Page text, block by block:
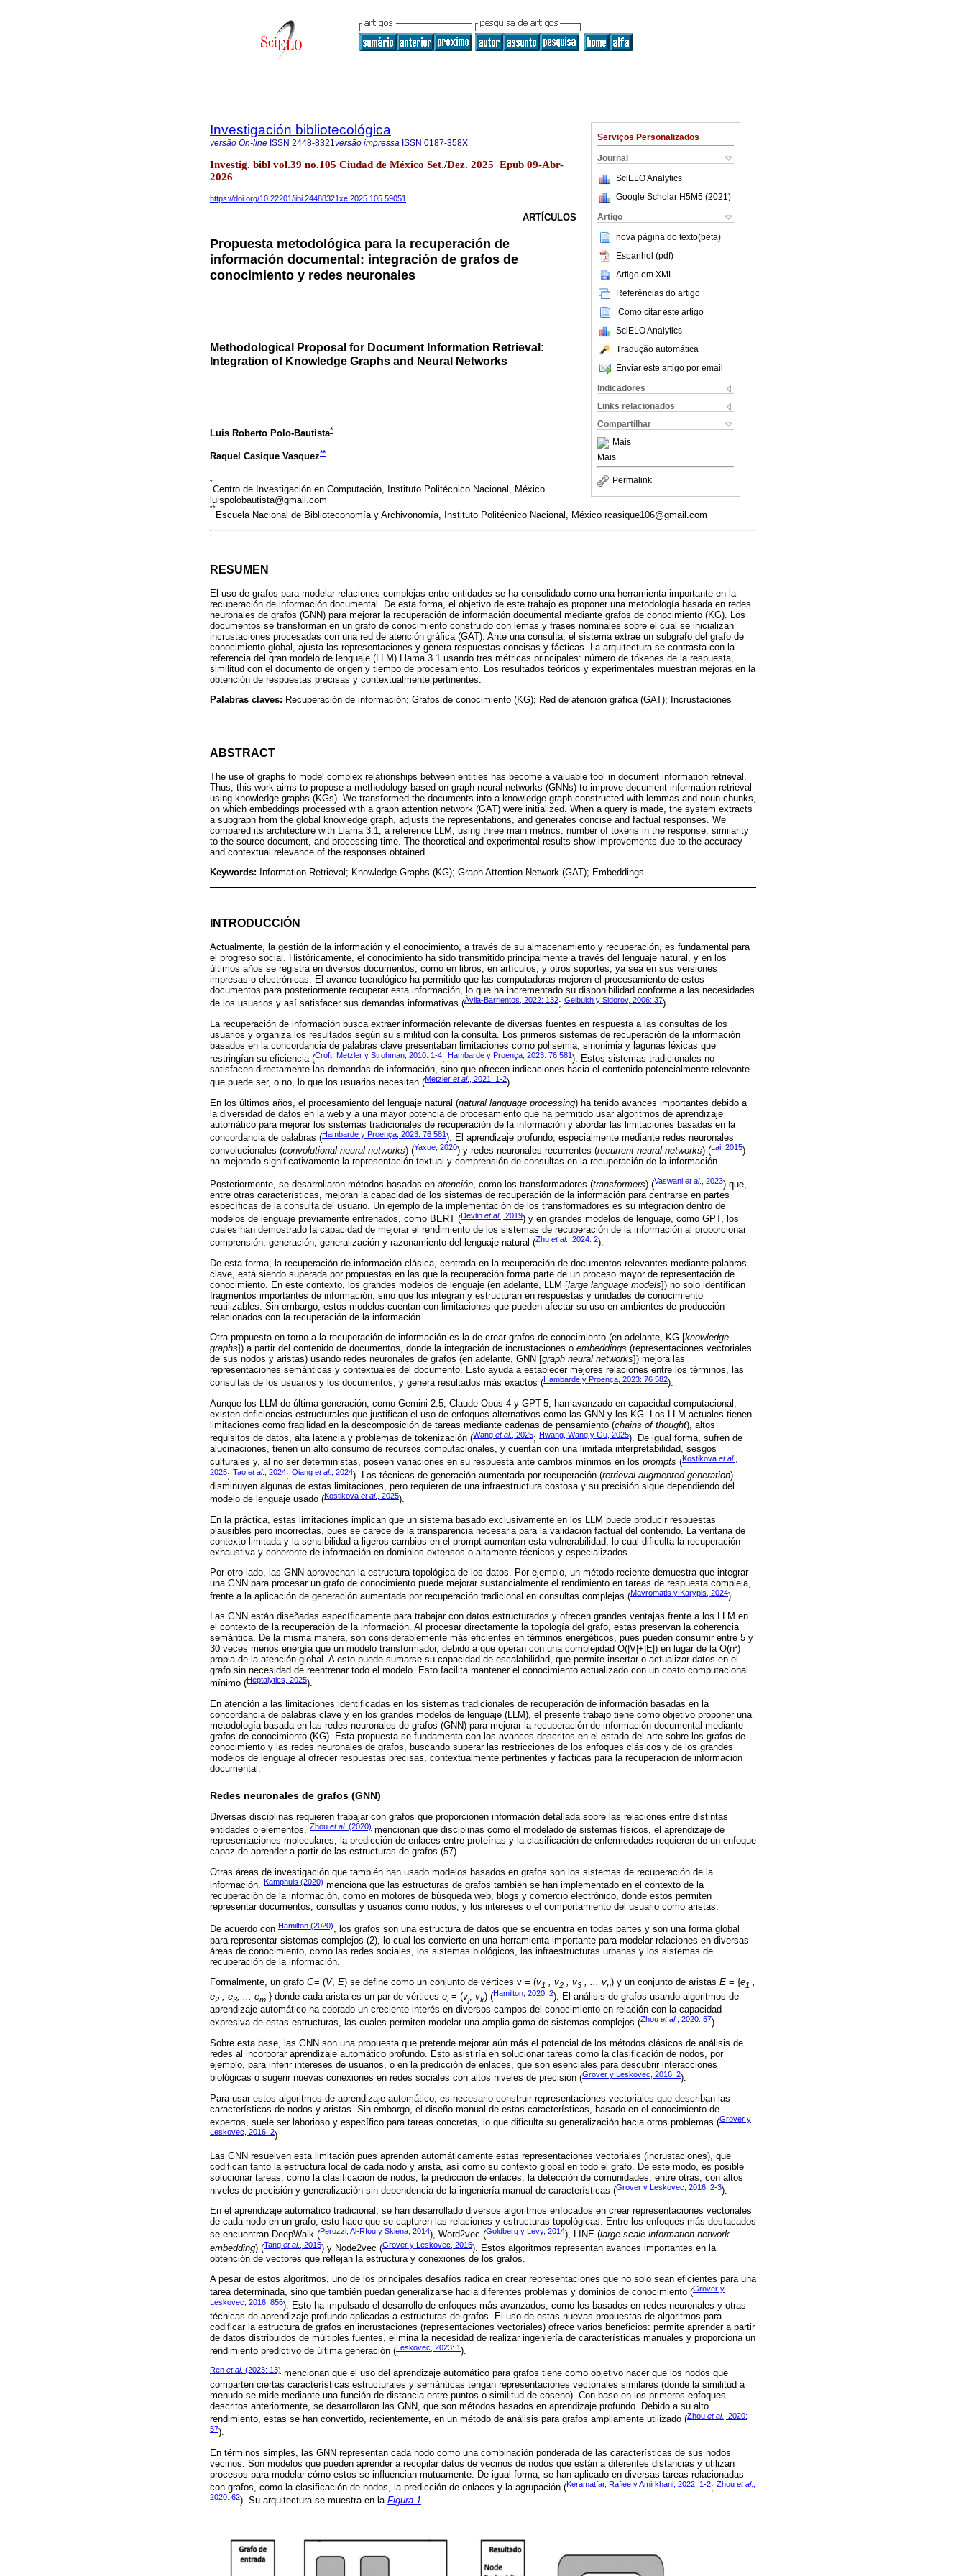
Serviços Personalizados
Journal
SciELO Analytics
Google Scholar H5M5 (2021 )
Artigo
nova página do texto(beta)
Espanhol (pdf)
Artigo em XML
Referências do artigo
Como citar este artigo
SciELO Analytics
Tradução automática
Enviar este artigo por email
Indicadores
Links relacionados
Compartilhar
Mais
Mais
Permalink
Investigación bibliotecológica
versão On-line ISSN 2448-8321versão impressa ISSN 0187-358X
Investig. bibl vol.39 no.105 Ciudad de México Set./Dez. 2025 Epub 09-Abr-
2026
https://doi.org/10.22201/iibi.24488321xe.2025.105.59051
ARTÍCULOS
Propuesta metodológica para la recuperación de
información documental: integración de grafos de
conocimiento y redes neuronales
Methodological Proposal for Document Information Retrieval:
Integration of Knowledge Graphs and Neural Networks
Luis Roberto Polo-Bautista*
Raquel Casique Vasquez**
*
Centro de Investigación en Computación, Instituto Politécnico Nacional, México.
luispolobautista@gmail.com
**
Escuela Nacional de Biblioteconomía y Archivonomía, Instituto Politécnico Nacional, México rcasique106@gmail.com
RESUMEN
El uso de grafos para modelar relaciones complejas entre entidades se ha consolidado como una herramienta importante en la
recuperación de información documental. De esta forma, el objetivo de este trabajo es proponer una metodología basada en redes
neuronales de grafos (GNN) para mejorar la recuperación de información documental mediante grafos de conocimiento (KG). Los
documentos se transforman en un grafo de conocimiento construido con lemas y frases nominales sobre el cual se inicializan
incrustaciones procesadas con una red de atención gráfica (GAT). Ante una consulta, el sistema extrae un subgrafo del grafo de
conocimiento global, ajusta las representaciones y genera respuestas concisas y fácticas. La arquitectura se contrasta con la
referencia del gran modelo de lenguaje (LLM) Llama 3.1 usando tres métricas principales: número de tókenes de la respuesta,
similitud con el documento de origen y tiempo de procesamiento. Los resultados teóricos y experimentales muestran mejoras en la
obtención de respuestas precisas y contextualmente pertinentes.
Palabras claves: Recuperación de información; Grafos de conocimiento (KG); Red de atención gráfica (GAT); Incrustaciones
ABSTRACT
The use of graphs to model complex relationships between entities has become a valuable tool in document information retrieval.
Thus, this work aims to propose a methodology based on graph neural networks (GNNs) to improve document information retrieval
using knowledge graphs (KGs). We transformed the documents into a knowledge graph constructed with lemmas and noun-chunks,
on which embeddings processed with a graph attention network (GAT) were initialized. When a query is made, the system extracts
a subgraph from the global knowledge graph, adjusts the representations, and generates concise and factual responses. We
compared its architecture with Llama 3.1, a reference LLM, using three main metrics: number of tokens in the response, similarity
to the source document, and processing time. The theoretical and experimental results show improvements due to the accuracy
and contextual relevance of the responses obtained.
Keywords: Information Retrieval; Knowledge Graphs (KG); Graph Attention Network (GAT); Embeddings
INTRODUCCIÓN
Actualmente, la gestión de la información y el conocimiento, a través de su almacenamiento y recuperación, es fundamental para
el progreso social. Históricamente, el conocimiento ha sido transmitido principalmente a través del lenguaje natural, y en los
últimos años se registra en diversos documentos, como en libros, en artículos, y otros soportes, ya sea en sus versiones
impresas o electrónicas. El avance tecnológico ha permitido que las computadoras mejoren el procesamiento de estos
documentos para posteriormente recuperar esta información, lo que ha incrementado su disponibilidad conforme a las necesidades
de los usuarios y así satisfacer sus demandas informativas (Ávila-Barrientos, 2022: 132; Gelbukh y Sidorov, 2006: 37).
La recuperación de información busca extraer información relevante de diversas fuentes en respuesta a las consultas de los
usuarios y organiza los resultados según su similitud con la consulta. Los primeros sistemas de recuperación de la información
basados en la concordancia de palabras clave presentaban limitaciones como polisemia, sinonimia y lagunas léxicas que
restringían su eficiencia (Croft, Metzler y Strohman, 2010: 1-4; Hambarde y Proença, 2023: 76 581). Estos sistemas tradicionales no
satisfacen directamente las demandas de información, sino que ofrecen indicaciones hacia el contenido potencialmente relevante
que puede ser, o no, lo que los usuarios necesitan (Metzler et al., 2021: 1-2).
En los últimos años, el procesamiento del lenguaje natural (natural language processing) ha tenido avances importantes debido a
la diversidad de datos en la web y a una mayor potencia de procesamiento que ha permitido usar algoritmos de aprendizaje
automático para mejorar los sistemas tradicionales de recuperación de la información y abordar las limitaciones basadas en la
concordancia de palabras (Hambarde y Proença, 2023: 76 581). El aprendizaje profundo, especialmente mediante redes neuronales
convolucionales (convolutional neural networks) (Yaxue, 2020) y redes neuronales recurrentes (recurrent neural networks) (Lai, 2015)
ha mejorado significativamente la representación textual y comprensión de consultas en la recuperación de la información.
Posteriormente, se desarrollaron métodos basados en atención, como los transformadores (transformers) (Vaswani et al., 2023) que,
entre otras características, mejoran la capacidad de los sistemas de recuperación de la información para centrarse en partes
específicas de la consulta del usuario. Un ejemplo de la implementación de los transformadores es su integración dentro de
modelos de lenguaje previamente entrenados, como BERT (Devlin et al. , 2019) y en grandes modelos de lenguaje, como GPT, los
cuales han demostrado la capacidad de mejorar el rendimiento de los sistemas de recuperación de la información al proporcionar
comprensión, generación, generalización y razonamiento del lenguaje natural (Zhu et al., 2024: 2).
De esta forma, la recuperación de información clásica, centrada en la recuperación de documentos relevantes mediante palabras
clave, está siendo superada por propuestas en las que la recuperación forma parte de un proceso mayor de representación de
conocimiento. En este contexto, los grandes modelos de lenguaje (en adelante, LLM [large language models]) no solo identifican
fragmentos importantes de información, sino que los integran y estructuran en respuestas y unidades de conocimiento
reutilizables. Sin embargo, estos modelos cuentan con limitaciones que pueden afectar su uso en ambientes de producción
relacionados con la recuperación de la información.
Otra propuesta en torno a la recuperación de información es la de crear grafos de conocimiento (en adelante, KG [knowledge
graphs]) a partir del contenido de documentos, donde la integración de incrustaciones o embeddings (representaciones vectoriales
de sus nodos y aristas) usando redes neuronales de grafos (en adelante, GNN [graph neural networks]) mejora las
representaciones semánticas y contextuales del documento. Esto ayuda a establecer mejores relaciones entre los términos, las
consultas de los usuarios y los documentos, y genera resultados más exactos (Hambarde y Proença, 2023: 76 582).
Aunque los LLM de última generación, como Gemini 2.5, Claude Opus 4 y GPT-5, han avanzado en capacidad computacional,
existen deficiencias estructurales que justifican el uso de enfoques alternativos como las GNN y los KG. Los LLM actuales tienen
limitaciones como fragilidad en la descomposición de tareas mediante cadenas de pensamiento (chains of thought), altos
requisitos de datos, alta latencia y problemas de tokenización (Wang et al., 2025; Hwang, Wang y Gu, 2025). De igual forma, sufren de
alucinaciones, tienen un alto consumo de recursos computacionales, y cuentan con una limitada interpretabilidad, sesgos
culturales y, al no ser deterministas, poseen variaciones en su respuesta ante cambios mínimos en los prompts (Kostikova et al.,
2025; Tao et al., 2024; Qiang et al. , 2024). Las técnicas de generación aumentada por recuperación (retrieval-augmented generation)
disminuyen algunas de estas limitaciones, pero requieren de una infraestructura costosa y su precisión sigue dependiendo del
modelo de lenguaje usado (Kostikova et al., 2025).
En la práctica, estas limitaciones implican que un sistema basado exclusivamente en los LLM puede producir respuestas
plausibles pero incorrectas, pues se carece de la transparencia necesaria para la validación factual del contenido. La ventana de
contexto limitada y la sensibilidad a ligeros cambios en el prompt aumentan esta vulnerabilidad, lo cual dificulta la recuperación
exhaustiva y coherente de información en dominios extensos o altamente técnicos y especializados.
Por otro lado, las GNN aprovechan la estructura topológica de los datos. Por ejemplo, un método reciente demuestra que integrar
una GNN para procesar un grafo de conocimiento puede mejorar sustancialmente el rendimiento en tareas de respuesta compleja,
frente a la aplicación de generación aumentada por recuperación tradicional en consultas complejas (Mavromatis y Karypis, 2024).
Las GNN están diseñadas específicamente para trabajar con datos estructurados y ofrecen grandes ventajas frente a los LLM en
el contexto de la recuperación de la información. Al procesar directamente la topología del grafo, estas preservan la coherencia
semántica. De la misma manera, son considerablemente más eficientes en términos energéticos, pues pueden consumir entre 5 y
30 veces menos energía que un modelo transformador, debido a que operan con una complejidad O(|V|+|E|) en lugar de la O(n²)
propia de la atención global. A esto puede sumarse su capacidad de escalabilidad, que permite insertar o actualizar datos en el
grafo sin necesidad de reentrenar todo el modelo. Esto facilita mantener el conocimiento actualizado con un costo computacional
mínimo (Heptalytics, 2025).
En atención a las limitaciones identificadas en los sistemas tradicionales de recuperación de información basadas en la
concordancia de palabras clave y en los grandes modelos de lenguaje (LLM), el presente trabajo tiene como objetivo proponer una
metodología basada en las redes neuronales de grafos (GNN) para mejorar la recuperación de información documental mediante
grafos de conocimiento (KG). Esta propuesta se fundamenta con los avances descritos en el estado del arte sobre los grafos de
conocimiento y las redes neuronales de grafos, buscando superar las restricciones de los enfoques clásicos y de los grandes
modelos de lenguaje al ofrecer respuestas precisas, contextualmente pertinentes y fácticas para la recuperación de información
documental.
Redes neuronales de grafos (GNN)
Diversas disciplinas requieren trabajar con grafos que proporcionen información detallada sobre las relaciones entre distintas
entidades o elementos. Zhou et al. (2020) mencionan que disciplinas como el modelado de sistemas físicos, el aprendizaje de
representaciones moleculares, la predicción de enlaces entre proteínas y la clasificación de enfermedades requieren de un enfoque
capaz de aprender a partir de las estructuras de grafos (57).
Otras áreas de investigación que también han usado modelos basados en grafos son los sistemas de recuperación de la
información. Kamphuis (2020) menciona que las estructuras de grafos también se han implementado en el contexto de la
recuperación de la información, como en motores de búsqueda web, blogs y comercio electrónico, donde estos permiten
representar documentos, consultas y usuarios como nodos, y los intereses o el comportamiento del usuario como aristas.
De acuerdo con Hamilton (2020), los grafos son una estructura de datos que se encuentra en todas partes y son una forma global
para representar sistemas complejos (2), lo cual los convierte en una herramienta importante para modelar relaciones en diversas
áreas de conocimiento, como las redes sociales, los sistemas biológicos, las infraestructuras urbanas y los sistemas de
recuperación de la información.
Formalmente, un grafo G= (V, E) se define como un conjunto de vértices v = (v1 , v2 , v3 , ... vn) y un conjunto de aristas E = {e1
e2 , e3, ... em } donde cada arista es un par de vértices ei= (vj, vk) (Hamilton, 2020: 2). El análisis de grafos usando algoritmos de
aprendizaje automático ha cobrado un creciente interés en diversos campos del conocimiento en relación con la capacidad
expresiva de estas estructuras, las cuales permiten modelar una amplia gama de sistemas complejos (Zhou et al., 2020: 57).
Sobre esta base, las GNN son una propuesta que pretende mejorar aún más el potencial de los métodos clásicos de análisis de
redes al incorporar aprendizaje automático profundo. Esto asistiría en solucionar tareas como la clasificación de nodos, por
ejemplo, para inferir intereses de usuarios, o en la predicción de enlaces, que son esenciales para descubrir interacciones
biológicas o sugerir nuevas conexiones en redes sociales con altos niveles de precisión (Grover y Leskovec, 2016: 2).
Para usar estos algoritmos de aprendizaje automático, es necesario construir representaciones vectoriales que describan las
características de nodos y aristas. Sin embargo, el diseño manual de estas características, basado en el conocimiento de
expertos, suele ser laborioso y específico para tareas concretas, lo que dificulta su generalización hacia otros problemas (Grover y
Leskovec, 2016: 2).
Las GNN resuelven esta limitación pues aprenden automáticamente estas representaciones vectoriales (incrustaciones), que
codifican tanto la estructura local de cada nodo y arista, así como su contexto global en todo el grafo. De este modo, es posible
solucionar tareas, como la clasificación de nodos, la predicción de enlaces, la detección de comunidades, entre otras, con altos
niveles de precisión y generalización sin dependencia de la ingeniería manual de características (Grover y Leskovec, 2016: 2-3).
En el aprendizaje automático tradicional, se han desarrollado diversos algoritmos enfocados en crear representaciones vectoriales
de cada nodo en un grafo, esto hace que se capturen las relaciones y estructuras topológicas. Entre los enfoques más destacados
se encuentran DeepWalk (Perozzi, Al-Rfou y Skiena, 2014), Word2vec (Goldberg y Levy, 2014), LINE (large-scale information network
embedding) (Tang et al., 2015) y Node2vec (Grover y Leskovec, 2016). Estos algoritmos representan avances importantes en la
obtención de vectores que reflejan la estructura y conexiones de los grafos.
A pesar de estos algoritmos, uno de los principales desafíos radica en crear representaciones que no solo sean eficientes para una
tarea determinada, sino que también puedan generalizarse hacia diferentes problemas y dominios de conocimiento (Grover y
Leskovec, 2016: 856). Esto ha impulsado el desarrollo de enfoques más avanzados, como los basados en redes neuronales y otras
técnicas de aprendizaje profundo aplicadas a estructuras de grafos. El uso de estas nuevas propuestas de algoritmos para
codificar la estructura de grafos en incrustaciones (representaciones vectoriales) ofrece varios beneficios: permite aprender a partir
de datos distribuidos de múltiples fuentes, elimina la necesidad de realizar ingeniería de características manuales y proporciona un
rendimiento predictivo de última generación (Leskovec, 2023: 1).
Ren et al. (2023: 13) mencionan que el uso del aprendizaje automático para grafos tiene como objetivo hacer que los nodos que
comparten ciertas características estructurales y semánticas tengan representaciones vectoriales similares (donde la similitud a
menudo se mide mediante una función de distancia entre puntos o similitud de coseno). Con base en los primeros enfoques
descritos anteriormente, se desarrollaron las GNN, que son métodos basados en aprendizaje profundo. Debido a su alto
rendimiento, estas se han convertido, recientemente, en un método de análisis para grafos ampliamente utilizado (Zhou et al.
, 2020:
57).
En términos simples, las GNN representan cada nodo como una combinación ponderada de las características de sus nodos
vecinos. Son modelos que pueden aprender a recopilar datos de vecinos de nodos que están a diferentes distancias y utilizan
procesos para modelar cómo estos se influencian mutuamente. De igual forma, se han aplicado en diversas tareas relacionadas
con grafos, como la clasificación de nodos, la predicción de enlaces y la agrupación (Keramatfar, Rafiee y Amirkhani, 2022: 1-2; Zhou et al.,
2020: 62). Su arquitectura se muestra en la Figura 1.